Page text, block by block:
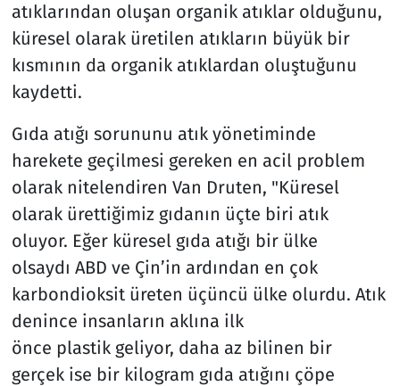
atıklarından oluşan organik atıklar olduğunu,
küresel olarak üretilen atıkların büyük bir
kısmının da organik atıklardan oluştuğunu
kaydetti.
Gıda atığı sorununu atık yönetiminde
harekete geçilmesi gereken en acil problem
olarak nitelendiren Van Druten, "Küresel
olarak ürettiğimiz gıdanın üçte biri atık
oluyor. Eğer küresel gıda atığı bir ülke
olsaydı ABD ve Çin’in ardından en çok
karbondioksit üreten üçüncü ülke olurdu. Atık
denince insanların aklına ilk
önce plastik geliyor, daha az bilinen bir
gerçek ise bir kilogram gıda atığını çöpe